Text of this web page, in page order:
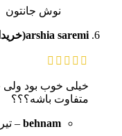
نوش جانتون
arshia saremi(خریدار محصول)
خیلی خوب بود ولی
متفاوت باشه؟؟؟
behnam
– تیر 4, 1403